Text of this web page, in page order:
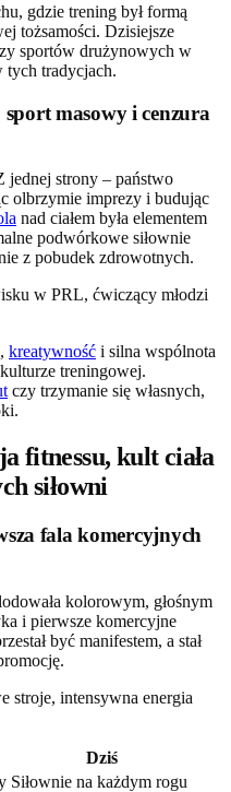
gdzie trening był formą
tożsamości. Dzisiejsze
sportów drużynowych w
tych tradycjach.
masowy i cenzura
jednej strony – państwo
olbrzymie imprezy i budując
nad ciałem była elementem
podwórkowe siłownie
z pobudek zdrowotnych.
kreatywność i silna wspólnota
treningowej.
czy trzymanie się własnych,
fitnessu, kult ciała
siłowni
fala komercyjnych
kolorowym, głośnym
i pierwsze komercyjne
być manifestem, a stał
Dziś
Siłownie na każdym rogu